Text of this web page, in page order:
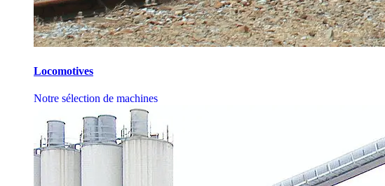
Locomotives
Notre sélection de machines